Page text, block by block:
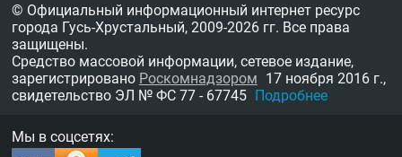
© Официальный информационный интернет ресурс
города Гусь-Хрустальный, 2009-2026 гг. Все права
защищены.
Средство массовой информации, сетевое издание,
зарегистрировано Роскомнадзором 17 ноября 2016 г.,
свидетельство ЭЛ № ФС 77 - 67745 Подробнее
Мы в соцсетях: